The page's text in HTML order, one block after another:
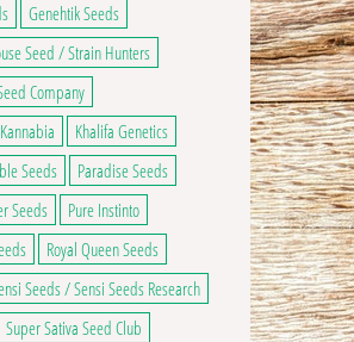
la page du produit
options peuvent être choisies sur la page du
Genehtik Seeds
Seed / Strain Hunters
Company
Kannabia
Khalifa Genetics
Seeds
Paradise Seeds
Seeds
Pure Instinto
Royal Queen Seeds
Seeds / Sensi Seeds Research
Super Sativa Seed Club